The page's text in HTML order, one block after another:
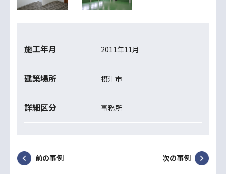
施工年月 2011年11月
建築場所 摂津市
詳細区分 事務所
前の事例 次の事例